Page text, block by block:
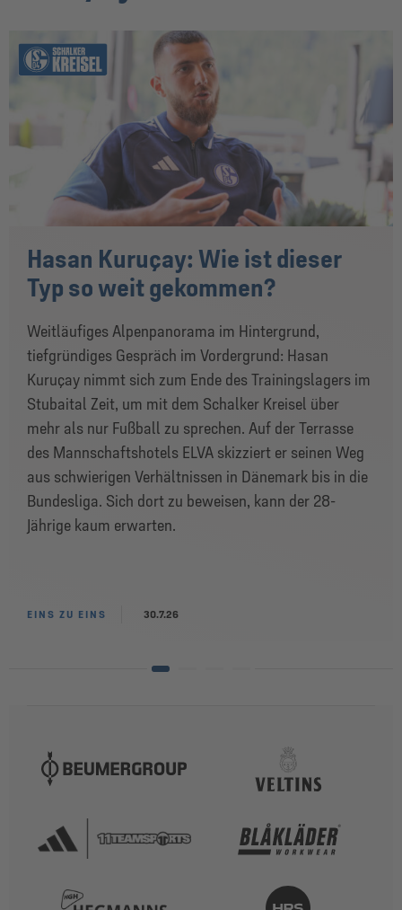
Hasan Kuruçay: Wie ist dieser
Typ so weit gekommen?
Weitläufiges Alpenpanorama im Hintergrund,
tiefgründiges Gespräch im Vordergrund: Hasan
Kuruçay nimmt sich zum Ende des Trainingslagers im
Stubaital Zeit, um mit dem Schalker Kreisel über
mehr als nur Fußball zu sprechen. Auf der Terrasse
des Mannschaftshotels ELVA skizziert er seinen Weg
aus schwierigen Verhältnissen in Dänemark bis in die
Bundesliga. Sich dort zu beweisen, kann der 28-
Jährige kaum erwarten.
EINS ZU EINS 30.7.26